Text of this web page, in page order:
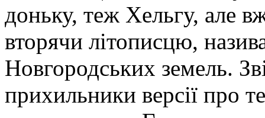
доньку, теж Хельгу, але
вторячи літописцю,
Новгородських земель.
прихильники версії про